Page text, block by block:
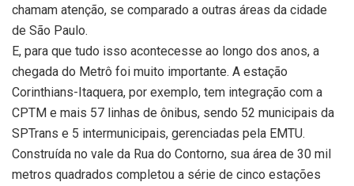
chamam atenção, se comparado a outras áreas da cidade
de São Paulo.
E, para que tudo isso acontecesse ao longo dos anos, a
chegada do Metrô foi muito importante. A estação
Corinthians-Itaquera, por exemplo, tem integração com a
CPTM e mais 57 linhas de ônibus, sendo 52 municipais da
SPTrans e 5 intermunicipais, gerenciadas pela EMTU.
Construída no vale da Rua do Contorno, sua área de 30 mil
metros quadrados completou a série de cinco estações